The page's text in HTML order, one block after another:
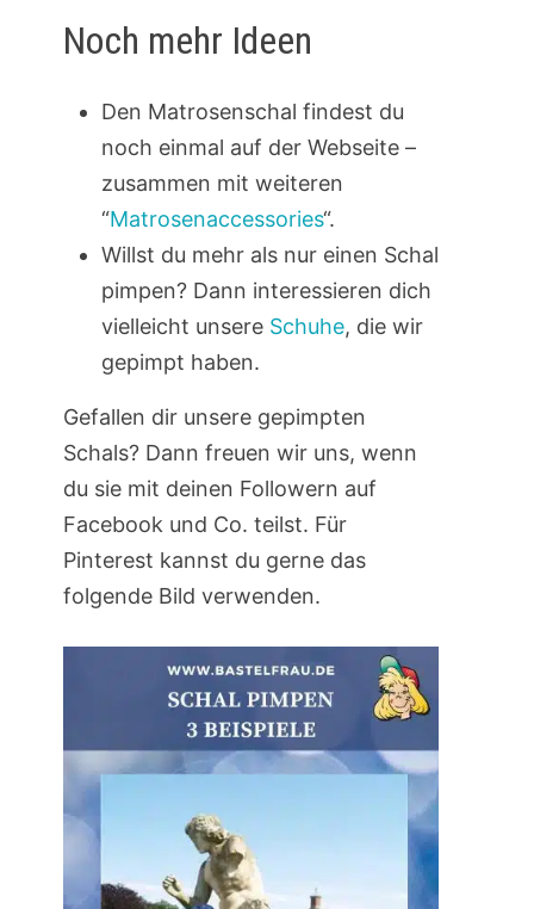
Noch mehr Ideen
Den Matrosenschal findest du
noch einmal auf der Webseite –
zusammen mit weiteren
“Matrosenaccessories“.
Willst du mehr als nur einen Schal
pimpen? Dann interessieren dich
vielleicht unsere Schuhe, die wir
gepimpt haben.
Gefallen dir unsere gepimpten
Schals? Dann freuen wir uns, wenn
du sie mit deinen Followern auf
Facebook und Co. teilst. Für
Pinterest kannst du gerne das
folgende Bild verwenden.